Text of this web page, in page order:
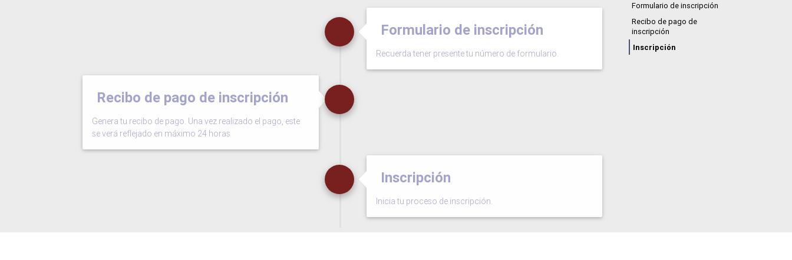
Formulario de inscripción
Recuerda tener presente tu número de formulario.
Recibo de pago de inscripción
Genera tu recibo de pago. Una vez realizado el pago, este
se verá reflejado en máximo 24 horas
Inscripción
Inicia tu proceso de inscripción.
Formulario de inscripción
Recibo de pago de
inscripción
Inscripción